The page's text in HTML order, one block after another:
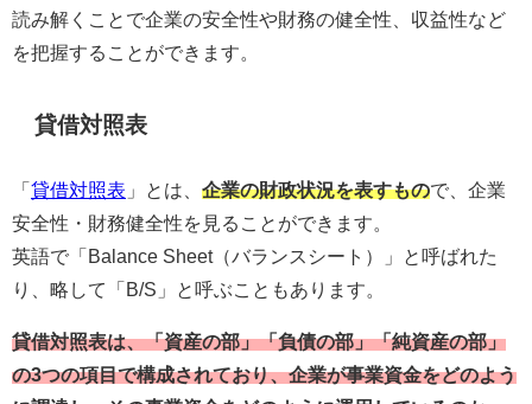
読み解くことで企業の安全性や財務の健全性、収益性など
を把握することができます。
貸借対照表
「 貸借対照表 」とは、 企業の財政状況を表すもので、企業
安全性・財務健全性を見ることができます。
英語で「Balance Sheet（バランスシート）」と呼ばれた
り、略して「B/S」と呼ぶこともあります。
貸借対照表は、「資産の部」「負債の部」「純資産の部」
の3つの項目で構成されており、企業が事業資金をどのよう